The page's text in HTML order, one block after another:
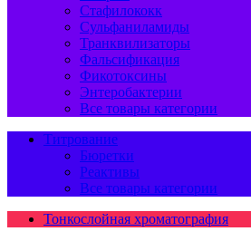
Стафилококк
Сульфаниламиды
Транквилизаторы
Фальсификация
Фикотоксины
Энтеробактерии
Все товары категории
Титрование
Бюретки
Реактивы
Все товары категории
Тонкослойная хроматография